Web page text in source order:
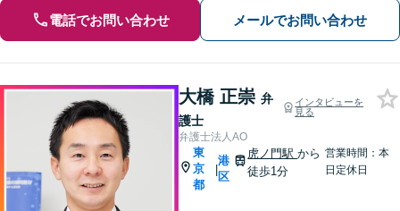
電話でお問い合わせ メールでお問い合わせ
大橋 正崇 弁
護士
インタビューを
見る
弁護士法人AO
東
京
都
|
港
区
虎ノ門駅から
徒歩1分
営業時間：本
日定休日